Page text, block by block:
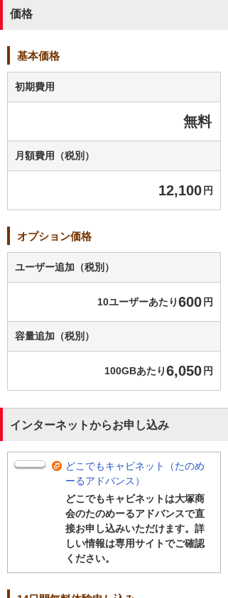
価格
基本価格
初期費用
無料
月額費用（税別）
12,100 円
オプション価格
ユーザー追加（税別）
10ユーザーあたり600 円
容量追加（税別）
100GBあたり6,050 円
インターネットからお申し込み
どこでもキャビネット（たのめ
ーるアドバンス）
どこでもキャビネットは大塚商
会のたのめーるアドバンスで直
接お申し込みいただけます。詳
しい情報は専用サイトでご確認
ください。